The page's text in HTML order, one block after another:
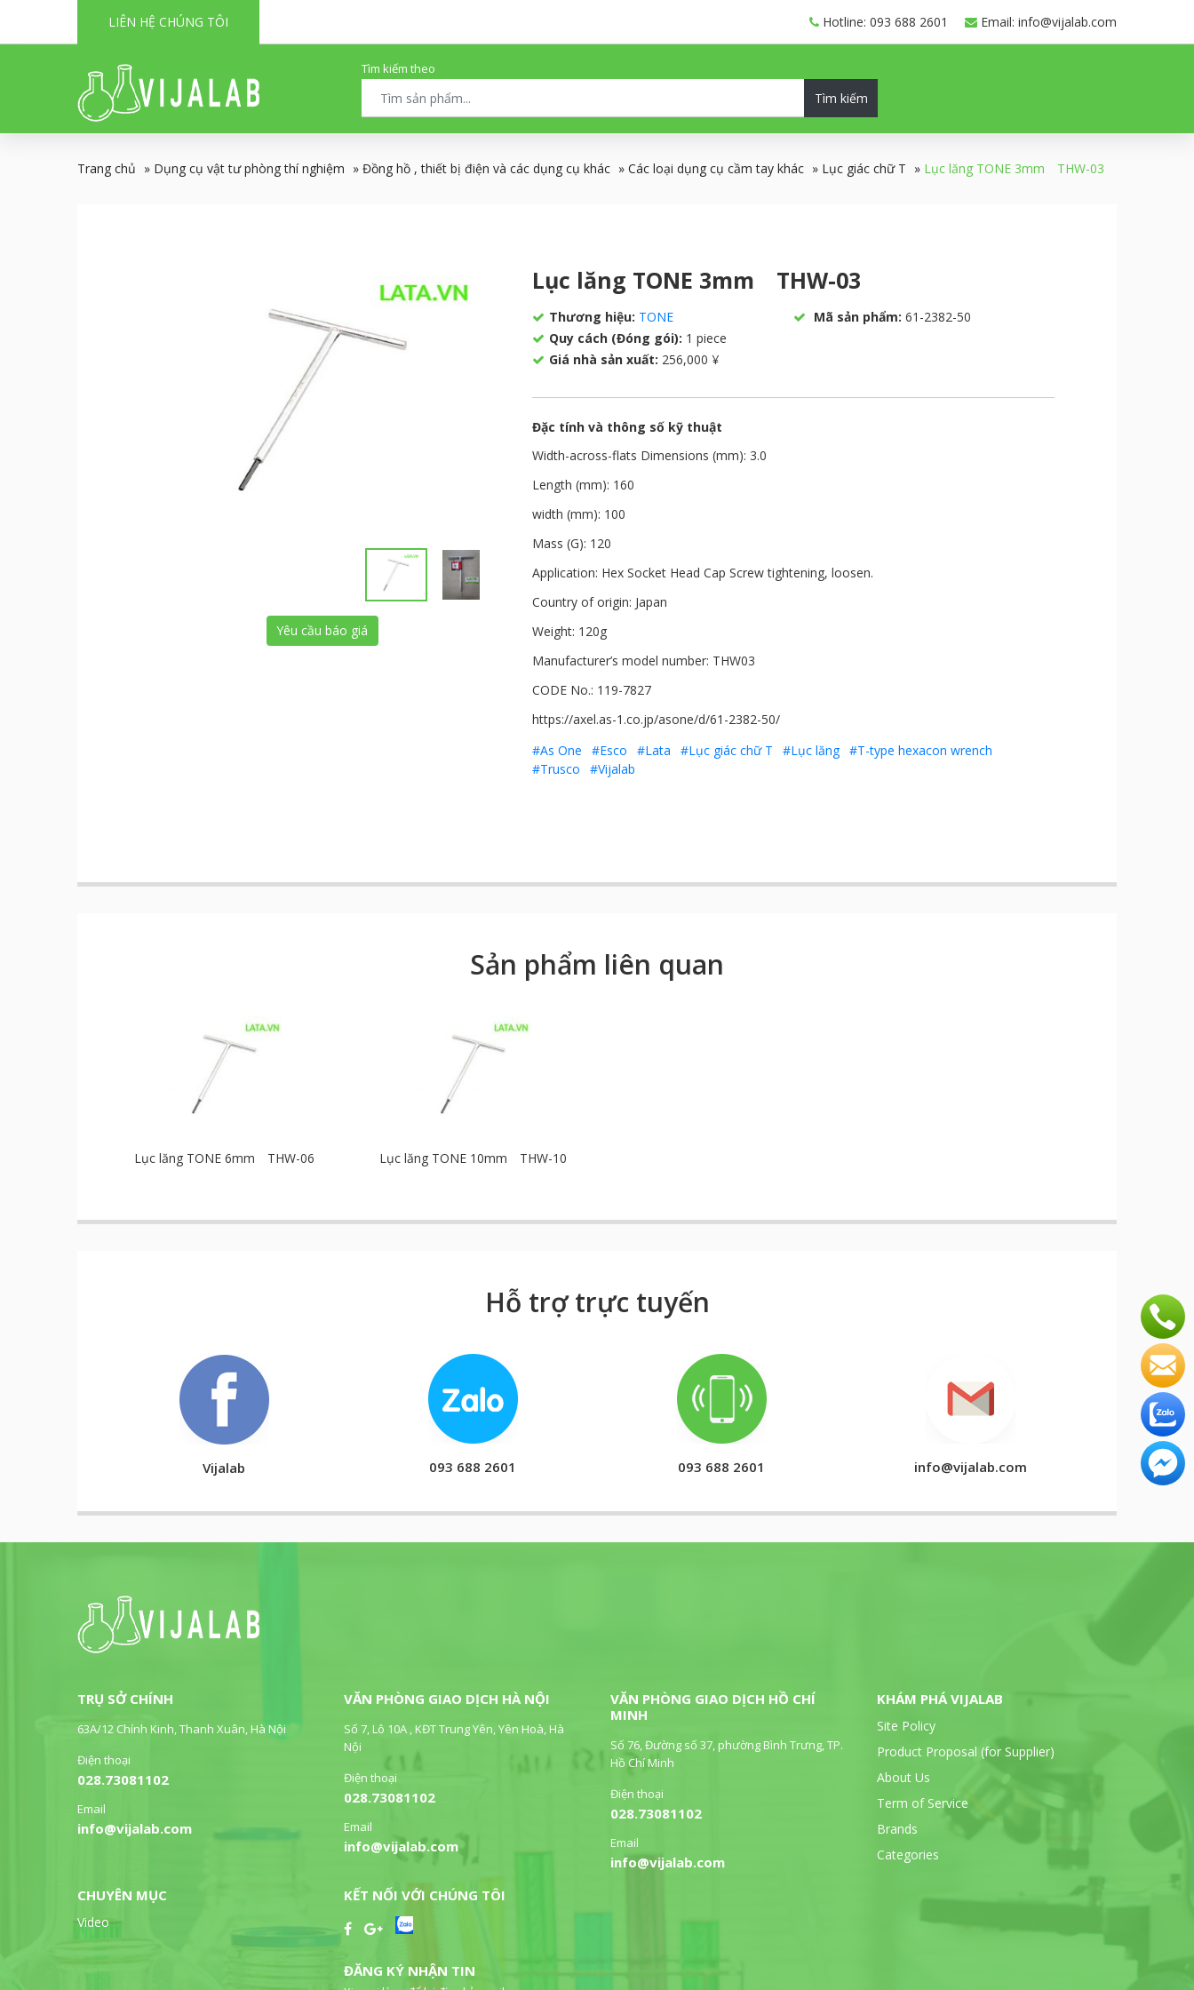
LIÊN HỆ CHÚNG TÔI Hotline: 093 688 2601 Email: info@vijalab.com
Tìm kiếm theo
Tìm kiếm
Trang chủ » Dụng cụ vật tư phòng thí nghiệm » Đồng hồ , thiết bị điện và các dụng cụ khác » Các loại dụng cụ cầm tay khác » Lục giác chữ T » Lục lăng TONE 3mm THW-03
Yêu cầu báo giá
Lục lăng TONE 3mm THW-03
Thương hiệu: TONE Mã sản phẩm: 61-2382-50
Quy cách (Đóng gói): 1 piece
Giá nhà sản xuất: 256,000 ¥
Đặc tính và thông số kỹ thuật
Width-across-flats Dimensions (mm): 3.0
Length (mm): 160
width (mm): 100
Mass (G): 120
Application: Hex Socket Head Cap Screw tightening, loosen.
Country of origin: Japan
Weight: 120g
Manufacturer’s model number: THW03
CODE No.: 119-7827
https://axel.as-1.co.jp/asone/d/61-2382-50/
#As One
#Esco #Lata #Lục giác chữ T #Lục lăng #T-type hexacon wrench
#Trusco
#Vijalab
Sản phẩm liên quan
Lục lăng TONE 6mm THW-06 Lục lăng TONE 10mm THW-10
Hỗ trợ trực tuyến
Vijalab 093 688 2601 093 688 2601 info@vijalab.com
TRỤ SỞ CHÍNH
63A/12 Chính Kinh, Thanh Xuân, Hà Nội
Điện thoại
028.73081102
Email
info@vijalab.com
VĂN PHÒNG GIAO DỊCH HÀ NỘI
Số 7, Lô 10A , KĐT Trung Yên, Yên Hoà, Hà
Nội
Điện thoại
028.73081102
Email
info@vijalab.com
VĂN PHÒNG GIAO DỊCH HỒ CHÍ
MINH
Số 76, Đường số 37, phường Bình Trưng, TP.
Hồ Chí Minh
Điện thoại
028.73081102
Email
info@vijalab.com
KHÁM PHÁ VIJALAB
Site Policy
Product Proposal (for Supplier)
About Us
Term of Service
Brands
Categories
CHUYÊN MỤC
Video
KẾT NỐI VỚI CHÚNG TÔI
ĐĂNG KÝ NHẬN TIN